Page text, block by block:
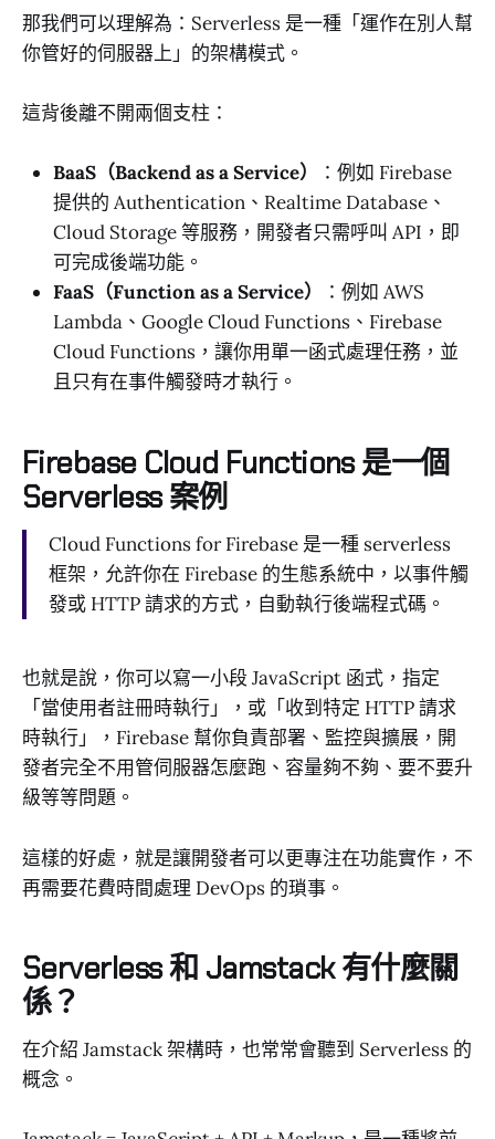
那我們可以理解為：Serverless 是一種「運作在別人幫
你管好的伺服器上」的架構模式。
這背後離不開兩個支柱：
BaaS（Backend as a Service）
：例如 Firebase
提供的 Authentication、Realtime Database、
Cloud Storage 等服務，開發者只需呼叫 API，即
可完成後端功能。
FaaS（Function as a Service）
：例如 AWS
Lambda、Google Cloud Functions、Firebase
Cloud Functions，讓你用單一函式處理任務，並
且只有在事件觸發時才執行。
Firebase Cloud Functions 是一個
Serverless 案例
Cloud Functions for Firebase 是一種 serverless
框架，允許你在 Firebase 的生態系統中，以事件觸
發或 HTTP 請求的方式，自動執行後端程式碼。
也就是說，你可以寫一小段 JavaScript 函式，指定
「當使用者註冊時執行」，或「收到特定 HTTP 請求
時執行」，Firebase 幫你負責部署、監控與擴展，開
發者完全不用管伺服器怎麼跑、容量夠不夠、要不要升
級等等問題。
這樣的好處，就是讓開發者可以更專注在功能實作，不
再需要花費時間處理 DevOps 的瑣事。
Serverless 和 Jamstack 有什麼關
係？
在介紹 Jamstack 架構時，也常常會聽到 Serverless 的
概念。